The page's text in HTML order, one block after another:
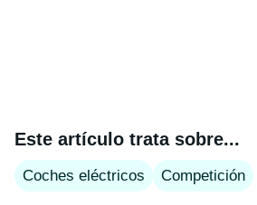
Este artículo trata sobre...
Coches eléctricos Competición